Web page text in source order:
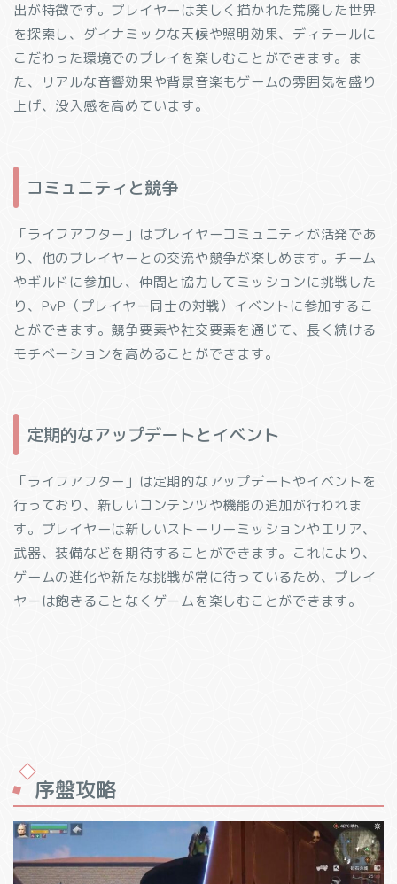
出が特徴です。プレイヤーは美しく描かれた荒廃した世界
を探索し、ダイナミックな天候や照明効果、ディテールに
こだわった環境でのプレイを楽しむことができます。ま
た、リアルな音響効果や背景音楽もゲームの雰囲気を盛り
上げ、没入感を高めています。
コミュニティと競争
「ライフアフター」はプレイヤーコミュニティが活発であ
り、他のプレイヤーとの交流や競争が楽しめます。チーム
やギルドに参加し、仲間と協力してミッションに挑戦した
り、PvP（プレイヤー同士の対戦）イベントに参加するこ
とができます。競争要素や社交要素を通じて、長く続ける
モチベーションを高めることができます。
定期的なアップデートとイベント
「ライフアフター」は定期的なアップデートやイベントを
行っており、新しいコンテンツや機能の追加が行われま
す。プレイヤーは新しいストーリーミッションやエリア、
武器、装備などを期待することができます。これにより、
ゲームの進化や新たな挑戦が常に待っているため、プレイ
ヤーは飽きることなくゲームを楽しむことができます。
序盤攻略